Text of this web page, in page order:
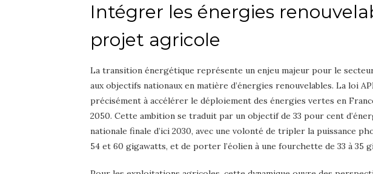
Intégrer les énergies
projet agricole
La transition énergétique représente un enjeu majeur pour le
aux objectifs nationaux en matière d’énergies renouvelables. La loi
précisément à accélérer le déploiement des énergies vertes en
2050. Cette ambition se traduit par un objectif de 33 pour cent
nationale finale d’ici 2030, avec une volonté de tripler la puissance
54 et 60 gigawatts, et de porter l’éolien à une fourchette de 33 à 35